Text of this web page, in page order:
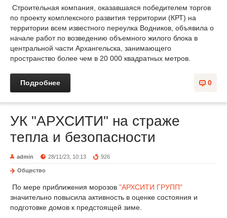
Строительная компания, оказавшаяся победителем торгов
по проекту комплексного развития территории (КРТ) на
территории всем известного переулка Водников, объявила о
начале работ по возведению объемного жилого блока в
центральной части Архангельска, занимающего
пространство более чем в 20 000 квадратных метров.
0
Подробнее
УК "АРХСИТИ" на страже
тепла и безопасности
admin 28/11/23, 10:13 926
Общество
По мере приближения морозов "АРХСИТИ ГРУПП"
значительно повысила активность в оценке состояния и
подготовке домов к предстоящей зиме.